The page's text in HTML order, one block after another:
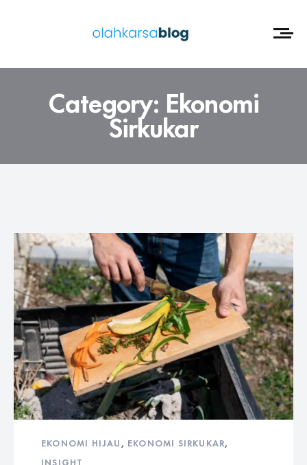
Category: Ekonomi
Sirkukar
EKONOMI HIJAU , EKONOMI SIRKUKAR,
INSIGHT